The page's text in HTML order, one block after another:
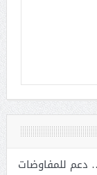
للمفاوضات